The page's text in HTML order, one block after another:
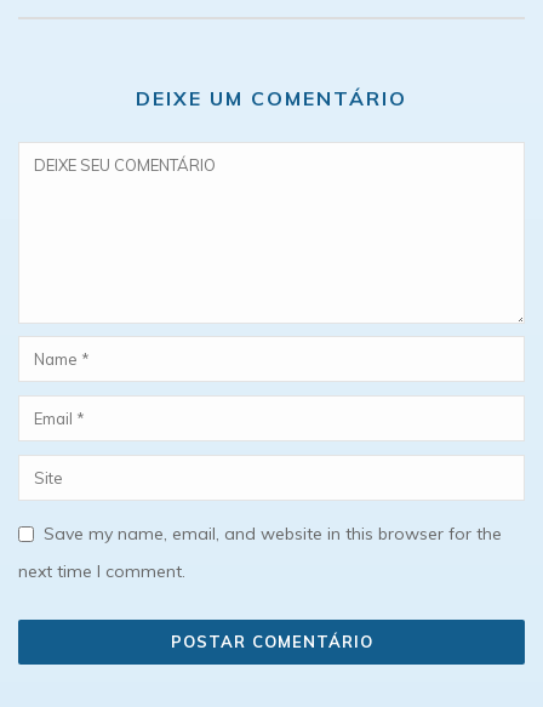
DEIXE UM COMENTÁRIO
Save my name, email, and website in this browser for the
next time I comment.